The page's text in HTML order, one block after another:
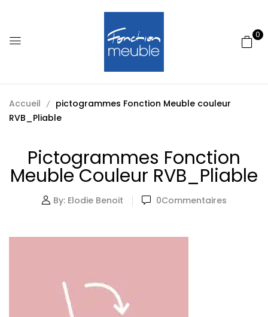
0
Accueil
pictogrammes Fonction Meuble couleur
RVB_Pliable
Pictogrammes Fonction
Meuble Couleur RVB_Pliable
By: Elodie Benoit 0Commentaires